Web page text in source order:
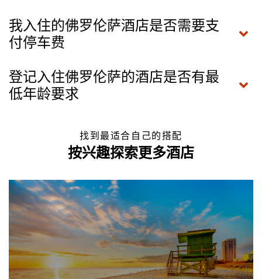
我入住的佛罗伦萨酒店是否需要支
付停车费
登记入住佛罗伦萨的酒店是否有最
低年龄要求
找到最适合自己的搭配
按兴趣探索更多酒店